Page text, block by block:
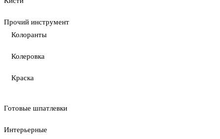
Прочий инструмент
Колоранты
Колеровка
Краска
Готовые шпатлевки
Интерьерные